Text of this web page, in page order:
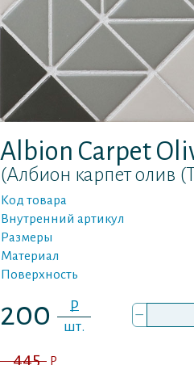
Albion Carpet
(Албион карпет олив
Код товара
Внутренний артикул
Размеры
Материал
Поверхность
200 P
шт.
–
445 P